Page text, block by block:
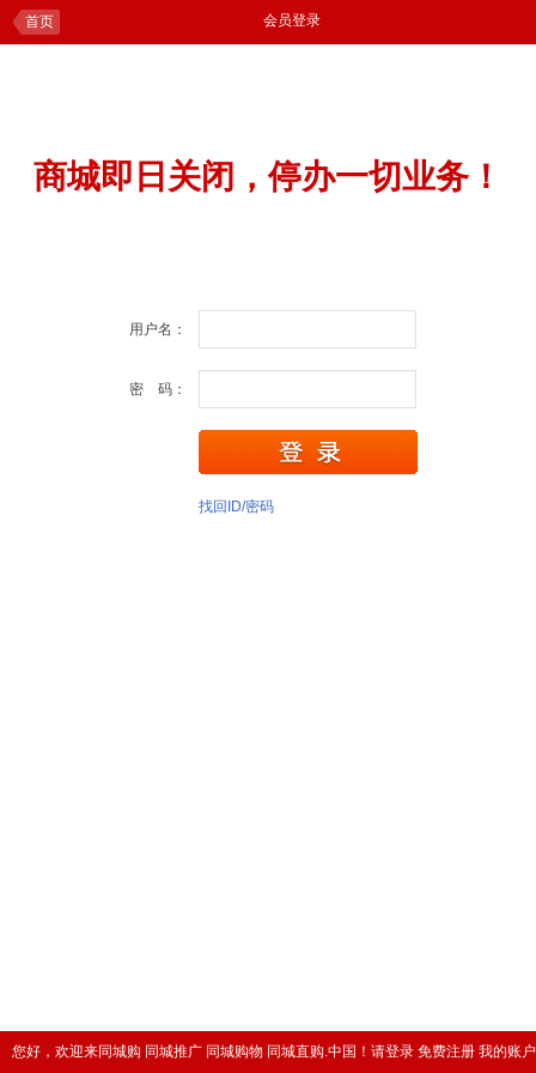
您好，欢迎来同城购 同城推广 同城购物 同城直购.中国！ 请登录 免费注册 我的账户
首页 会员登录
商城即日关闭，停办一切业务！
用户名：
密 码：
找回ID/密码